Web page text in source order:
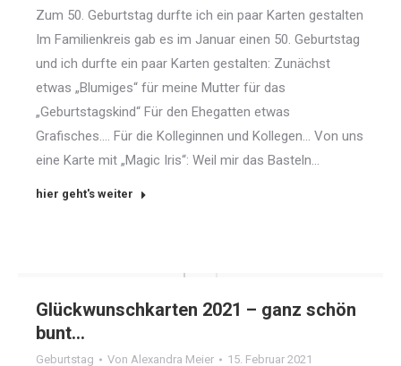
Zum 50. Geburtstag durfte ich ein paar Karten gestalten
Im Familienkreis gab es im Januar einen 50. Geburtstag
und ich durfte ein paar Karten gestalten: Zunächst
etwas „Blumiges“ für meine Mutter für das
„Geburtstagskind“ Für den Ehegatten etwas
Grafisches…. Für die Kolleginnen und Kollegen… Von uns
eine Karte mit „Magic Iris“: Weil mir das Basteln…
hier geht's weiter
Glückwunschkarten 2021 – ganz schön
bunt…
Geburtstag Von Alexandra Meier 15. Februar 2021